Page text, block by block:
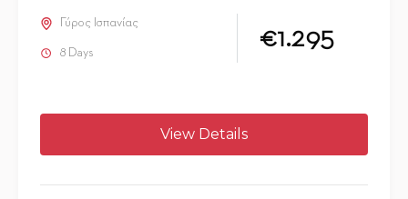
Γύρος Ισπανίας
8 Days €1.295
View Details